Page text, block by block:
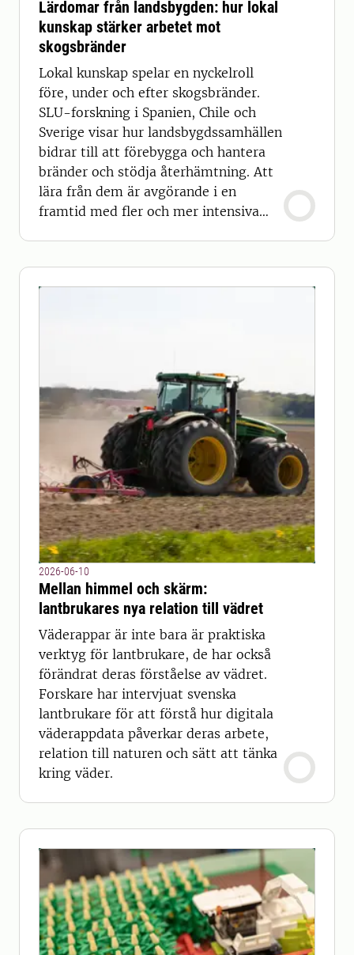
Lärdomar från landsbygden: hur lokal
kunskap stärker arbetet mot
skogsbränder
Lokal kunskap spelar en nyckelroll
före, under och efter skogsbränder.
SLU-forskning i Spanien, Chile och
Sverige visar hur landsbygdssamhällen
bidrar till att förebygga och hantera
bränder och stödja återhämtning. Att
lära från dem är avgörande i en
framtid med fler och mer intensiva
2026-06-10
Mellan himmel och skärm:
lantbrukares nya relation till vädret
Väderappar är inte bara är praktiska
verktyg för lantbrukare, de har också
förändrat deras förståelse av vädret.
Forskare har intervjuat svenska
lantbrukare för att förstå hur digitala
väderappdata påverkar deras arbete,
relation till naturen och sätt att tänka
kring väder.